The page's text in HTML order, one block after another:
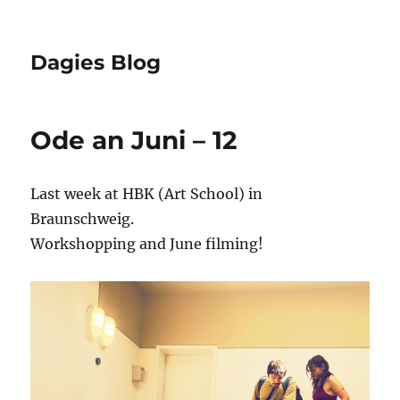
Dagies Blog
Ode an Juni – 12
Last week at HBK (Art School) in
Braunschweig.
Workshopping and June filming!